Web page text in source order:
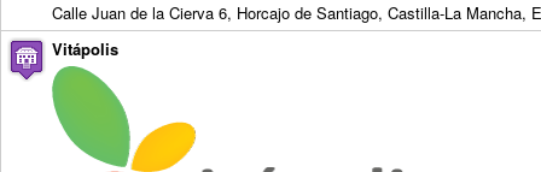
Calle Juan de la Cierva 6, Horcajo de Santiago, Castilla-La Mancha,
Vitápolis